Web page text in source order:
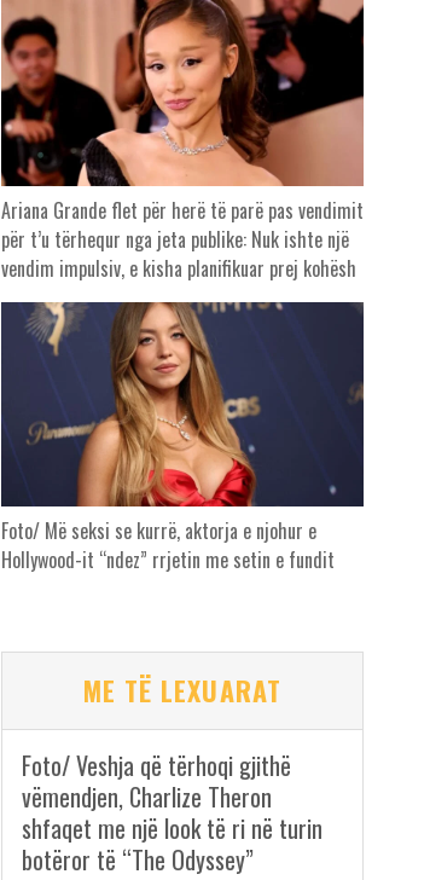
Ariana Grande flet për herë të parë pas vendimit
për t’u tërhequr nga jeta publike: Nuk ishte një
vendim impulsiv, e kisha planifikuar prej kohësh
Foto/ Më seksi se kurrë, aktorja e njohur e
Hollywood-it “ndez” rrjetin me setin e fundit
ME TË LEXUARAT
Foto/ Veshja që tërhoqi gjithë
vëmendjen, Charlize Theron
shfaqet me një look të ri në turin
botëror të “The Odyssey”